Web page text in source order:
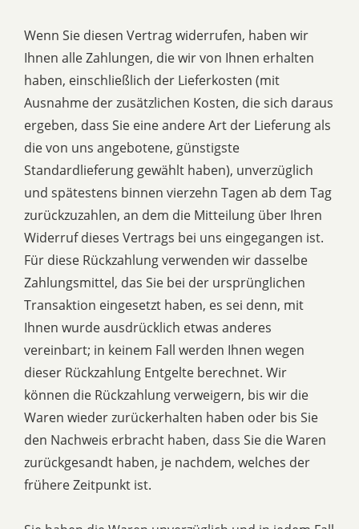
Wenn Sie diesen Vertrag widerrufen, haben wir
Ihnen alle Zahlungen, die wir von Ihnen erhalten
haben, einschließlich der Lieferkosten (mit
Ausnahme der zusätzlichen Kosten, die sich daraus
ergeben, dass Sie eine andere Art der Lieferung als
die von uns angebotene, günstigste
Standardlieferung gewählt haben), unverzüglich
und spätestens binnen vierzehn Tagen ab dem Tag
zurückzuzahlen, an dem die Mitteilung über Ihren
Widerruf dieses Vertrags bei uns eingegangen ist.
Für diese Rückzahlung verwenden wir dasselbe
Zahlungsmittel, das Sie bei der ursprünglichen
Transaktion eingesetzt haben, es sei denn, mit
Ihnen wurde ausdrücklich etwas anderes
vereinbart; in keinem Fall werden Ihnen wegen
dieser Rückzahlung Entgelte berechnet. Wir
können die Rückzahlung verweigern, bis wir die
Waren wieder zurückerhalten haben oder bis Sie
den Nachweis erbracht haben, dass Sie die Waren
zurückgesandt haben, je nachdem, welches der
frühere Zeitpunkt ist.